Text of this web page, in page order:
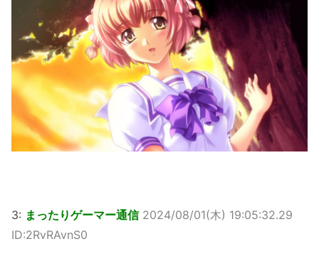
3: まったりゲーマー通信 2024/08/01(木) 19:05:32.29
ID:2RvRAvnS0